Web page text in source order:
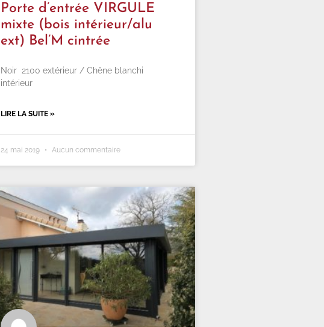
Porte d’entrée VIRGULE
mixte (bois intérieur/alu
ext) Bel’M cintrée
Noir 2100 extérieur / Chêne blanchi
intérieur
LIRE LA SUITE »
24 mai 2019 Aucun commentaire